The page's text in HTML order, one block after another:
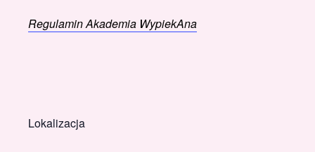
Regulamin Akademia WypiekAna
Lokalizacja